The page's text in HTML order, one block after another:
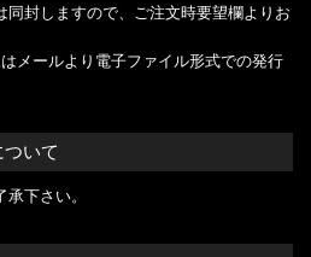
封しますので、ご注文時要望欄よりお
メールより電子ファイル形式での発行
いて
下さい。